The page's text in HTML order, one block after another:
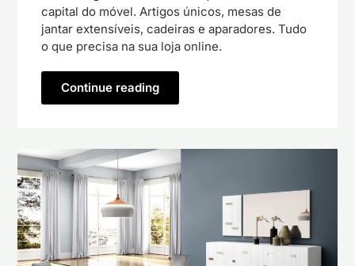
capital do móvel. Artigos únicos, mesas de
jantar extensíveis, cadeiras e aparadores. Tudo
o que precisa na sua loja online.
Continue reading